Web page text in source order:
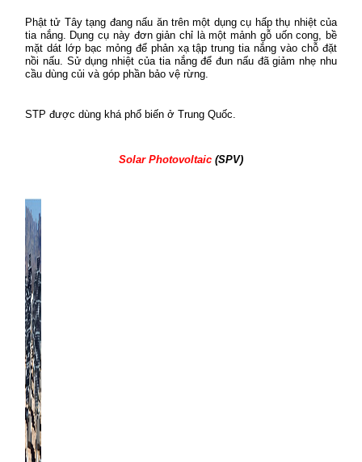
Phật tử Tây tạng đang nấu ăn trên một dụng cụ hấp thụ nhiệt của
tia nắng. Dụng cụ này đơn giản chỉ là một mảnh gỗ uốn cong, bề
mặt dát lớp bạc mỏng để phản xạ tập trung tia nắng vào chỗ đặt
nồi nấu. Sử dụng nhiệt của tia nắng để đun nấu đã giảm nhẹ nhu
cầu dùng củi và góp phần bảo vệ rừng.
STP được dùng khá phổ biến ở Trung Quốc.
Solar Photovoltaic (SPV)